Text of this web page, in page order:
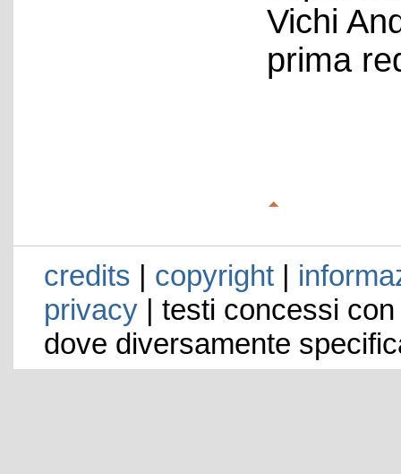
Vichi
prima
credits | copyright|
privacy| testi concessi
dove diversamente